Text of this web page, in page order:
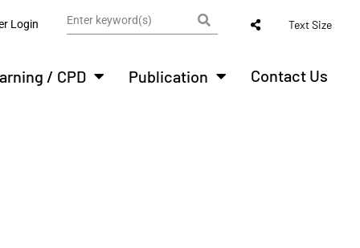
Login Text Size
/ CPD Publication Contact Us